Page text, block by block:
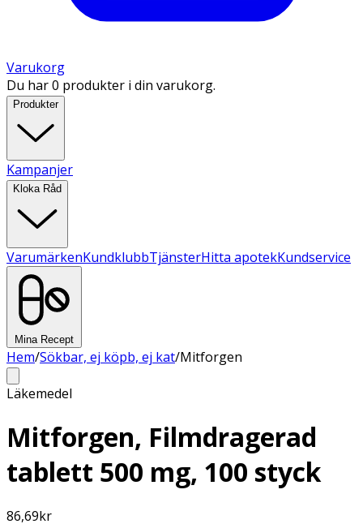
Varukorg
Du har 0 produkter i din varukorg.
Produkter
Kampanjer
Kloka Råd
VarumärkenKundklubbTjänsterHitta apotekKundservice
Mina Recept
Hem/Sökbar, ej köpb, ej kat/Mitforgen
Läkemedel
Mitforgen, Filmdragerad
tablett 500 mg, 100 styck
86,69kr